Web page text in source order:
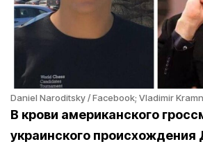
Daniel Naroditsky / Facebook; Vladimir
В крови американского
украинского происхождения